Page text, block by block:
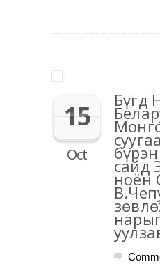
15
Oct
Бүгд
сайд
ноён